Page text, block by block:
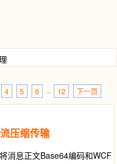
4 5 6 ··· 12 下一页
压缩传输
消息正文Base64编码和WCF